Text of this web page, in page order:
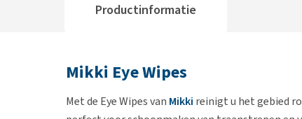
Productinformatie
Mikki Eye Wipes
Met de Eye Wipes van Mikki reinigt u het gebied